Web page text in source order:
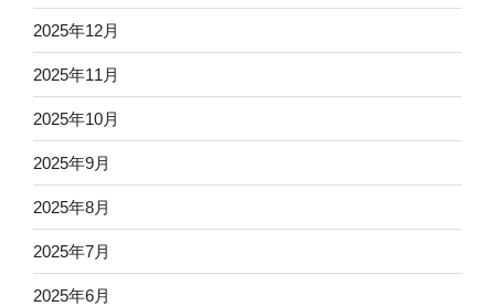
2025年12月
2025年11月
2025年10月
2025年9月
2025年8月
2025年7月
2025年6月